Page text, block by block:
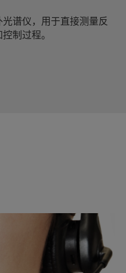
谱仪，用于直接测量反
制过程。